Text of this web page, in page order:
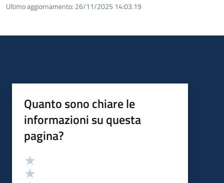
Ultimo aggiornamento: 26/11/2025 14:03.19
Quanto sono chiare le
informazioni su questa
pagina?
Valutazione